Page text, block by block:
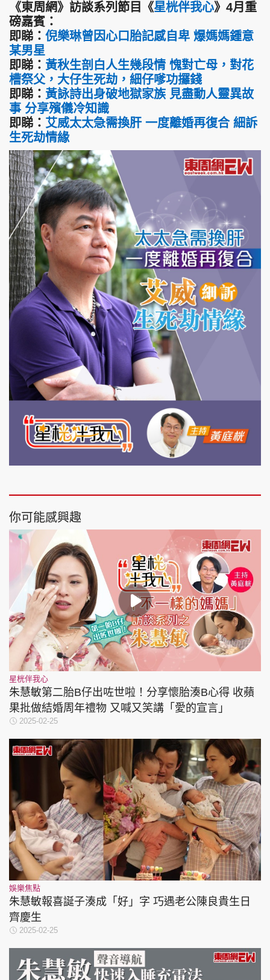
《東周網》訪談系列節目《星桄伴我心》4月重
磅嘉賓：
即睇： 倪樂琳曾因心口胎記感自卑 爆媽媽鍾意
某男星
即睇： 黃秋生剖白人生幾段情 愧對亡母，對花
槽祭父，大仔生死劫，細仔嗲功攞錢
即睇： 黃詠詩出身破地獄家族 見盡動人靈異故
事 分享殯儀冷知識
即睇： 艾威太太急需換肝 一度離婚再復合 細訴
生死劫情緣
你可能感興趣
星桄伴我心
朱慧敏第二胎B仔出咗世啦！分享懷胎湊B心得 收蘋
果批做結婚周年禮物 又喊又笑講「愛的宣言」
2025-02-25
娛樂焦點
朱慧敏報喜誕子湊成「好」字 巧遇老公陳良貴生日
齊慶生
2025-02-25